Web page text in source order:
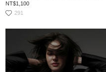
NT$1,100
291